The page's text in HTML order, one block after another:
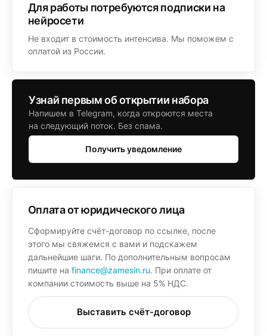
Для работы потребуются подписки на
нейросети
Не входит в стоимость интенсива. Мы поможем с
оплатой из России.
Узнай первым об открытии набора
Напишем в Telegram, когда откроются места
на следующий поток. Без спама.
Получить уведомление
Оплата от юридического лица
Сформируйте счёт-договор по ссылке, после
этого мы свяжемся с вами и подскажем
дальнейшие шаги. По дополнительным вопросам
пишите на finance@zamesin.ru. При оплате от
компании стоимость выше на 5% НДС.
Выставить счёт-договор